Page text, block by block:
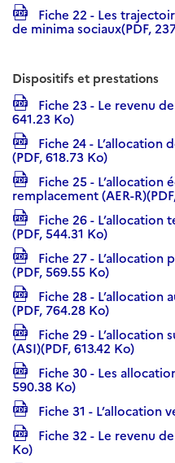
Fiche 22 - Les
de minima sociaux(PDF,
Dispositifs et prestations
Fiche 23 - Le revenu
641.23 Ko)
Fiche 24 - L’allocation
(PDF, 618.73 Ko)
Fiche 25 -
remplacement (AER-
Fiche 26 - L’allocation
(PDF, 544.31 Ko)
Fiche 27 - L’allocation
(PDF, 569.55 Ko)
Fiche 28 - L’allocation
(PDF, 764.28 Ko)
Fiche 29 - L’allocation
(ASI)(PDF, 613.42 Ko)
Fiche 30 - Les
590.38 Ko)
Fiche 31 - L’allocation
Fiche 32 - Le revenu
Ko)